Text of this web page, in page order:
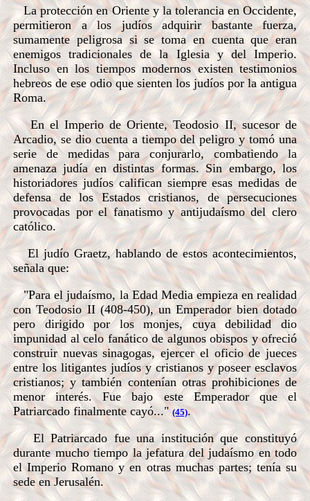
La protección en Oriente y la tolerancia en Occidente,
permitieron a los judíos adquirir bastante fuerza,
sumamente peligrosa si se toma en cuenta que eran
enemigos tradicionales de la Iglesia y del Imperio.
Incluso en los tiempos modernos existen testimonios
hebreos de ese odio que sienten los judíos por la antigua
Roma.
En el Imperio de Oriente, Teodosio II, sucesor de
Arcadio, se dio cuenta a tiempo del peligro y tomó una
serie de medidas para conjurarlo, combatiendo la
amenaza judía en distintas formas. Sin embargo, los
historiadores judíos califican siempre esas medidas de
defensa de los Estados cristianos, de persecuciones
provocadas por el fanatismo y antijudaísmo del clero
católico.
El judío Graetz, hablando de estos acontecimientos,
señala que:
"Para el judaísmo, la Edad Media empieza en realidad
con Teodosio II (408-450), un Emperador bien dotado
pero dirigido por los monjes, cuya debilidad dio
impunidad al celo fanático de algunos obispos y ofreció
construir nuevas sinagogas, ejercer el oficio de jueces
entre los litigantes judíos y cristianos y poseer esclavos
cristianos; y también contenían otras prohibiciones de
menor interés. Fue bajo este Emperador que el
Patriarcado finalmente cayó..." (45).
El Patriarcado fue una institución que constituyó
durante mucho tiempo la jefatura del judaísmo en todo
el Imperio Romano y en otras muchas partes; tenía su
sede en Jerusalén.